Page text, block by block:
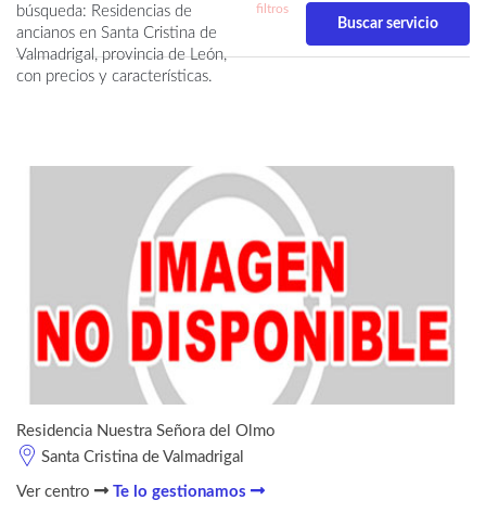
búsqueda: Residencias de
ancianos en Santa Cristina de
Valmadrigal, provincia de León,
con precios y características.
filtros
Residencia Nuestra Señora del Olmo
Santa Cristina de Valmadrigal
Ver centro Te lo gestionamos